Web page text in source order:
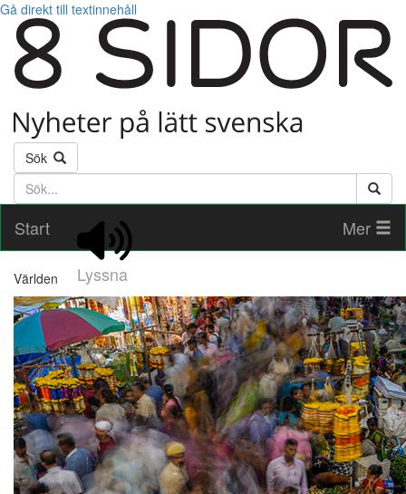
Gå direkt till textinnehåll
Sök
Söktext
Start
Lyssna
Mer
Världen